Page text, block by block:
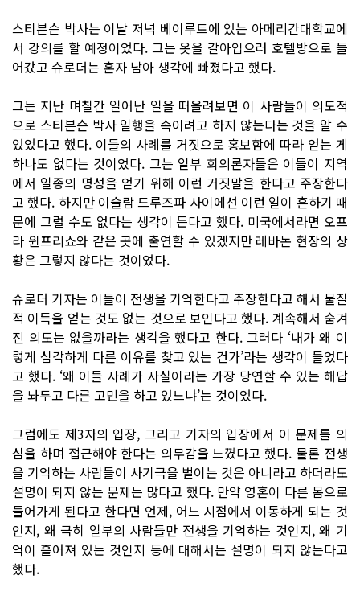
스티븐슨 박사는 이날 저녁 베이루트에 있는 아메리칸대학교에
서 강의를 할 예정이었다. 그는 옷을 갈아입으러 호텔방으로 들
어갔고 슈로더는 혼자 남아 생각에 빠졌다고 했다.
그는 지난 며칠간 일어난 일을 떠올려보면 이 사람들이 의도적
으로 스티븐슨 박사 일행을 속이려고 하지 않는다는 것을 알 수
있었다고 했다. 이들의 사례를 거짓으로 홍보함에 따라 얻는 게
하나도 없다는 것이었다. 그는 일부 회의론자들은 이들이 지역
에서 일종의 명성을 얻기 위해 이런 거짓말을 한다고 주장한다
고 했다. 하지만 이슬람 드루즈파 사이에선 이런 일이 흔하기 때
문에 그럴 수도 없다는 생각이 든다고 했다. 미국에서라면 오프
라 윈프리쇼와 같은 곳에 출연할 수 있겠지만 레바논 현장의 상
황은 그렇지 않다는 것이었다.
슈로더 기자는 이들이 전생을 기억한다고 주장한다고 해서 물질
적 이득을 얻는 것도 없는 것으로 보인다고 했다. 계속해서 숨겨
진 의도는 없을까라는 생각을 했다고 한다. 그러다 ‘내가 왜 이
렇게 심각하게 다른 이유를 찾고 있는 건가’라는 생각이 들었다
고 했다. ‘왜 이들 사례가 사실이라는 가장 당연할 수 있는 해답
을 놔두고 다른 고민을 하고 있느냐’는 것이었다.
그럼에도 제3자의 입장, 그리고 기자의 입장에서 이 문제를 의
심을 하며 접근해야 한다는 의무감을 느꼈다고 했다. 물론 전생
을 기억하는 사람들이 사기극을 벌이는 것은 아니라고 하더라도
설명이 되지 않는 문제는 많다고 했다. 만약 영혼이 다른 몸으로
들어가게 된다고 한다면 언제, 어느 시점에서 이동하게 되는 것
인지, 왜 극히 일부의 사람들만 전생을 기억하는 것인지, 왜 기
억이 흩어져 있는 것인지 등에 대해서는 설명이 되지 않는다고
했다.